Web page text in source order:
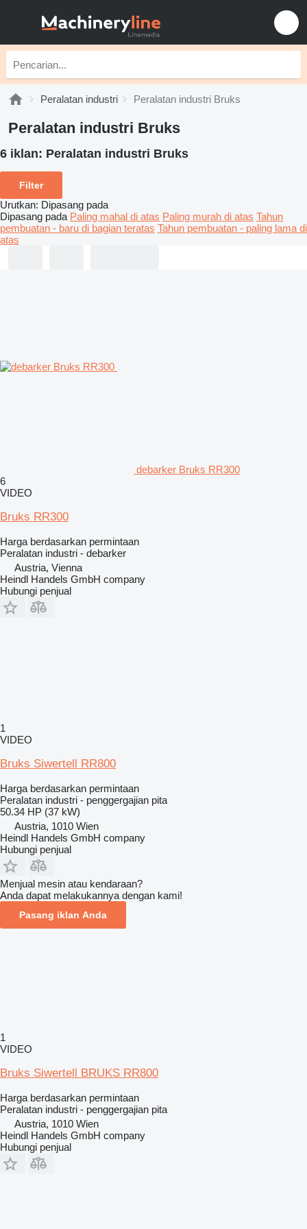
Peralatan industri Peralatan industri Bruks
Peralatan industri Bruks
6 iklan: Peralatan industri Bruks
Filter
Urutkan: Dipasang pada
Dipasang pada Paling mahal di atas Paling murah di atas Tahun
pembuatan - baru di bagian teratas Tahun pembuatan - paling lama di
atas
debarker Bruks RR300
6
VIDEO
Bruks RR300
Harga berdasarkan permintaan
Peralatan industri - debarker
Austria, Vienna
Heindl Handels GmbH company
Hubungi penjual
1
VIDEO
Bruks Siwertell RR800
Harga berdasarkan permintaan
Peralatan industri - penggergajian pita
50.34 HP (37 kW)
Austria, 1010 Wien
Heindl Handels GmbH company
Hubungi penjual
Menjual mesin atau kendaraan?
Anda dapat melakukannya dengan kami!
Pasang iklan Anda
1
VIDEO
Bruks Siwertell BRUKS RR800
Harga berdasarkan permintaan
Peralatan industri - penggergajian pita
Austria, 1010 Wien
Heindl Handels GmbH company
Hubungi penjual